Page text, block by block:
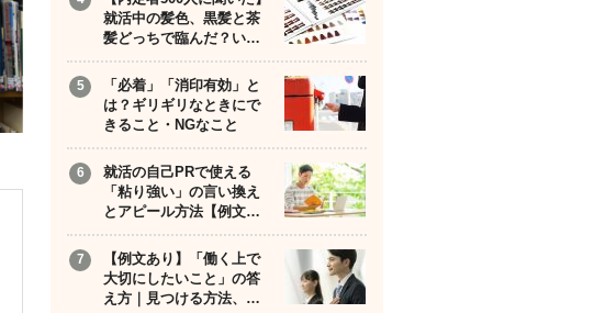
就活中の髪色、黒髪と茶
髪どっちで臨んだ？い…
「必着」「消印有効」と
は？ギリギリなときにで
きること・NGなこと
就活の自己PRで使える
「粘り強い」の言い換え
とアピール方法【例文…
【例文あり】「働く上で
大切にしたいこと」の答
え方｜見つける方法、…